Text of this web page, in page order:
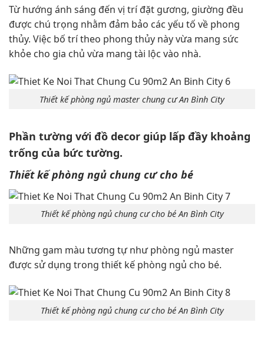
Từ hướng ánh sáng đến vị trí đặt gương, giường đều
được chú trọng nhằm đảm bảo các yếu tố về phong
thủy. Việc bố trí theo phong thủy này vừa mang sức
khỏe cho gia chủ vừa mang tài lộc vào nhà.
Thiết kế phòng ngủ master chung cư An Bình City
Phần tường với đồ decor giúp lấp đầy khoảng
trống của bức tường.
Thiết kế phòng ngủ chung cư cho bé
Thiết kế phòng ngủ chung cư cho bé An Bình City
Những gam màu tương tự như phòng ngủ master
được sử dụng trong thiết kế phòng ngủ cho bé.
Thiết kế phòng ngủ chung cư cho bé An Bình City